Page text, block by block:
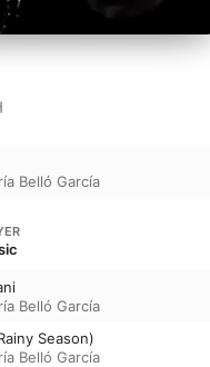
Belló García
Belló García
Season)
Belló García